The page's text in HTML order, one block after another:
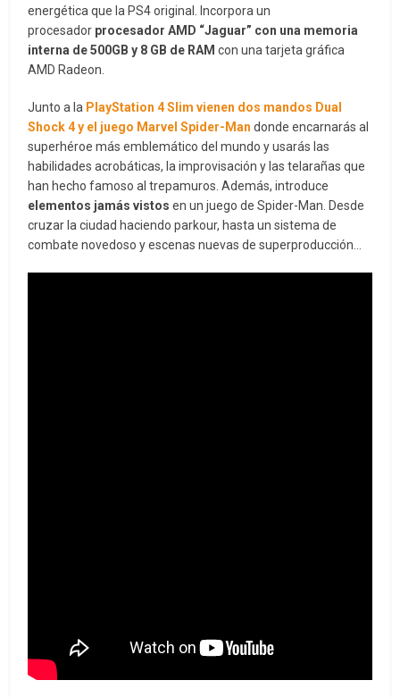
energética que la PS4 original. Incorpora un
procesador procesador AMD “Jaguar” con una memoria
interna de 500GB y 8 GB de RAM con una tarjeta gráfica
AMD Radeon.
Junto a la PlayStation 4 Slim vienen dos mandos Dual
Shock 4 y el juego Marvel Spider-Man donde encarnarás al
superhéroe más emblemático del mundo y usarás las
habilidades acrobáticas, la improvisación y las telarañas que
han hecho famoso al trepamuros. Además, introduce
elementos jamás vistos en un juego de Spider-Man. Desde
cruzar la ciudad haciendo parkour, hasta un sistema de
combate novedoso y escenas nuevas de superproducción…